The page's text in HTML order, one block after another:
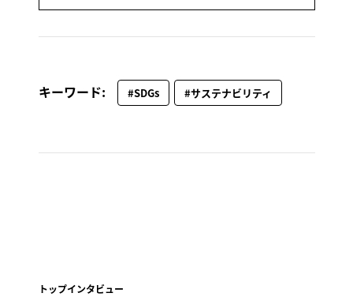
キーワード: #SDGs #サステナビリティ
トップインタビュー